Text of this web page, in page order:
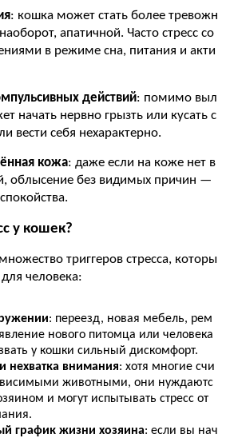
: кошка может стать более тревожн
апатичной. Часто стресс со
в режиме сна, питания и акти
действий: помимо выл
начать нервно грызть или кусать с
вести себя нехарактерно.
кожа: даже если на коже нет в
облысение без видимых причин —
у кошек?
триггеров стресса, которы
человека:
: переезд, новая мебель, рем
нового питомца или человека
у кошки сильный дискомфорт.
нехватка внимания: хотя многие счи
животными, они нуждаютс
и могут испытывать стресс от
график жизни хозяина: если вы нач